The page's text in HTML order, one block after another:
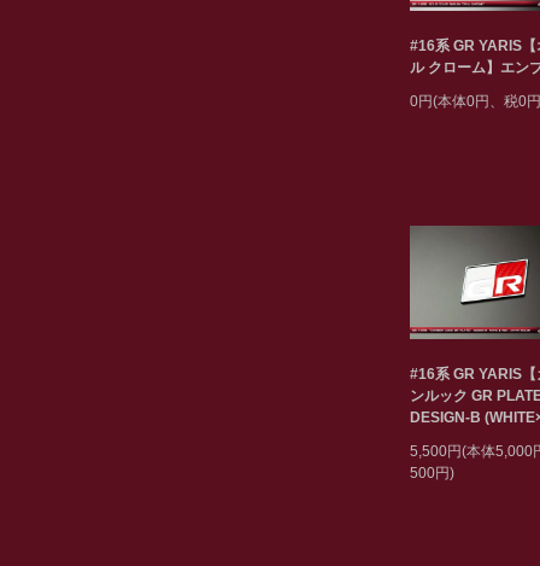
#16系 GR YARIS【
ル クローム】エン
0円(本体0円、税0
#16系 GR YARIS【
ンルック GR
DESIGN-B
5,500円(本体5,000
500円)